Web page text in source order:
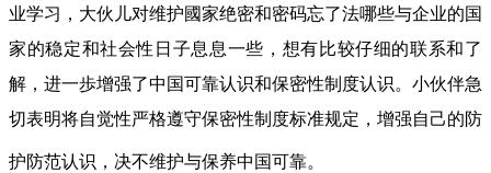
业学习，大伙儿对维护國家绝密和密码忘了法哪些与企业的国
家的稳定和社会性日子息息一些，想有比较仔细的联系和了
解，进一歩增强了中国可靠认识和保密性制度认识。小伙伴急
切表明将自觉性严格遵守保密性制度标准规定，增强自己的防
护防范认识，决不维护与保养中国可靠。